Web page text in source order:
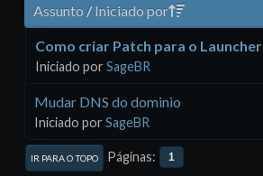
Assunto / Iniciado por
Como criar Patch para o Launcher
Iniciado por SageBR
Mudar DNS do dominio
Iniciado por SageBR
IR PARA O TOPO Páginas 1